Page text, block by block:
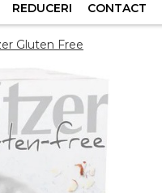
REDUCERI CONTACT
Gluten Free